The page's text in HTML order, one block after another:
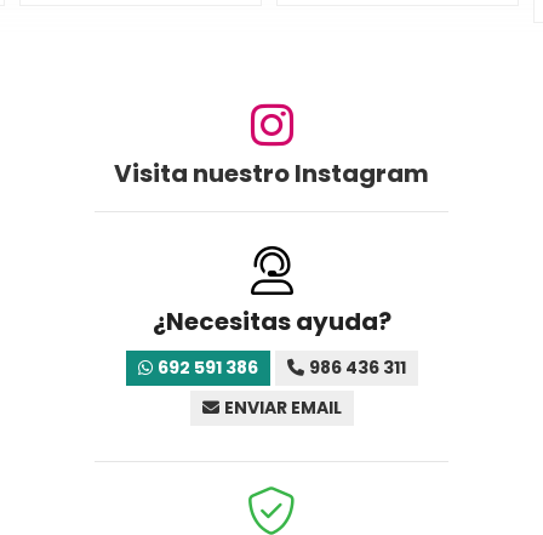
Visita nuestro Instagram
¿Necesitas ayuda?
692 591 386
986 436 311
ENVIAR EMAIL